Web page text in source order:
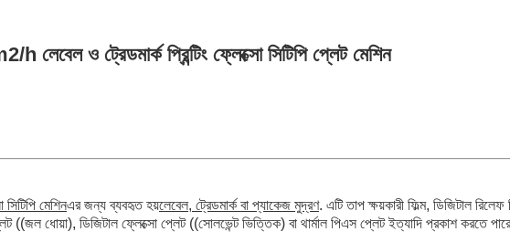
লেবেল ও ট্রেডমার্ক প্রিন্টিং ফ্লেক্সো সিটিপি প্লেট মেশিন
সিটিপি মেশিনএর জন্য ব্যবহৃত হয়লেবেল, ট্রেডমার্ক বা প্যাকেজ মুদ্রণ. এটি তাপ ক্ষয়কারী ফিল্ম, ডিজিটাল
((জল ধোয়া), ডিজিটাল ফ্লেক্সো প্লেট ((সোলভেন্ট ভিত্তিক) বা থার্মাল পিএস প্লেট ইত্যাদি প্রকাশ করতে